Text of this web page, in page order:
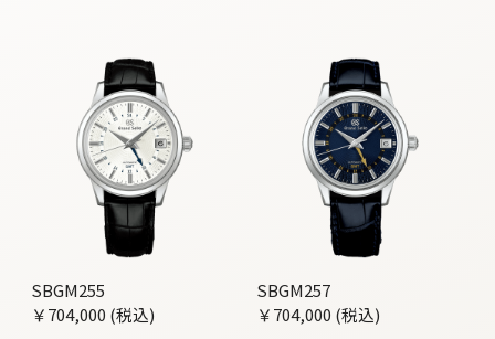
SBGM255
￥704,000 (税込)
SBGM257
￥704,000 (税込)